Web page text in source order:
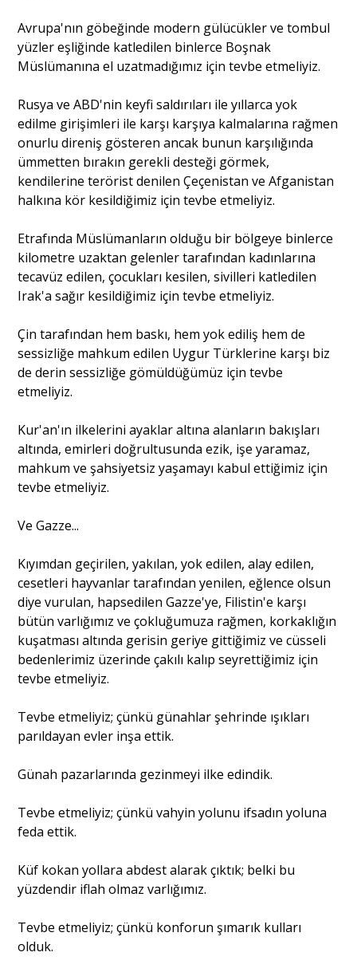
Yazarlar
Eğitim
Dosya Haber
Ankara Analiz
Sağlık
Avrupa'nın göbeğinde modern gülücükler ve tombul
yüzler eşliğinde katledilen binlerce Boşnak
Müslümanına el uzatmadığımız için tevbe etmeliyiz.
Rusya ve ABD'nin keyfi saldırıları ile yıllarca yok
edilme girişimleri ile karşı karşıya kalmalarına rağmen
onurlu direniş gösteren ancak bunun karşılığında
ümmetten bırakın gerekli desteği görmek,
kendilerine terörist denilen Çeçenistan ve Afganistan
halkına kör kesildiğimiz için tevbe etmeliyiz.
Etrafında Müslümanların olduğu bir bölgeye binlerce
kilometre uzaktan gelenler tarafından kadınlarına
tecavüz edilen, çocukları kesilen, sivilleri katledilen
Irak'a sağır kesildiğimiz için tevbe etmeliyiz.
Çin tarafından hem baskı, hem yok ediliş hem de
sessizliğe mahkum edilen Uygur Türklerine karşı biz
de derin sessizliğe gömüldüğümüz için tevbe
etmeliyiz.
Kur'an'ın ilkelerini ayaklar altına alanların bakışları
altında, emirleri doğrultusunda ezik, işe yaramaz,
mahkum ve şahsiyetsiz yaşamayı kabul ettiğimiz için
tevbe etmeliyiz.
Ve Gazze...
Kıyımdan geçirilen, yakılan, yok edilen, alay edilen,
cesetleri hayvanlar tarafından yenilen, eğlence olsun
diye vurulan, hapsedilen Gazze'ye, Filistin'e karşı
bütün varlığımız ve çokluğumuza rağmen, korkaklığın
kuşatması altında gerisin geriye gittiğimiz ve cüsseli
bedenlerimiz üzerinde çakılı kalıp seyrettiğimiz için
tevbe etmeliyiz.
Tevbe etmeliyiz; çünkü günahlar şehrinde ışıkları
parıldayan evler inşa ettik.
Günah pazarlarında gezinmeyi ilke edindik.
Tevbe etmeliyiz; çünkü vahyin yolunu ifsadın yoluna
feda ettik.
Küf kokan yollara abdest alarak çıktık; belki bu
yüzdendir iflah olmaz varlığımız.
Tevbe etmeliyiz; çünkü konforun şımarık kulları
olduk.